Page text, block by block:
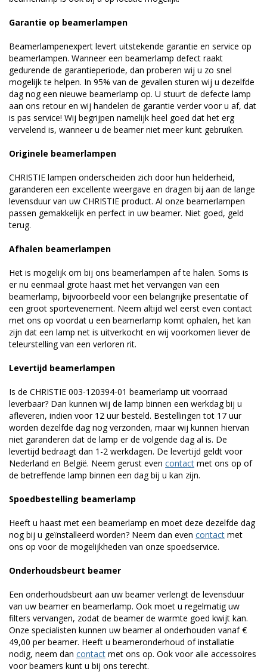
Garantie op beamerlampen
Beamerlampenexpert levert uitstekende garantie en service op
beamerlampen. Wanneer een beamerlamp defect raakt
gedurende de garantieperiode, dan proberen wij u zo snel
mogelijk te helpen. In 95% van de gevallen sturen wij u dezelfde
dag nog een nieuwe beamerlamp op. U stuurt de defecte lamp
aan ons retour en wij handelen de garantie verder voor u af, dat
is pas service! Wij begrijpen namelijk heel goed dat het erg
vervelend is, wanneer u de beamer niet meer kunt gebruiken.
Originele beamerlampen
CHRISTIE lampen onderscheiden zich door hun helderheid,
garanderen een excellente weergave en dragen bij aan de lange
levensduur van uw CHRISTIE product. Al onze beamerlampen
passen gemakkelijk en perfect in uw beamer. Niet goed, geld
terug.
Afhalen beamerlampen
Het is mogelijk om bij ons beamerlampen af te halen. Soms is
er nu eenmaal grote haast met het vervangen van een
beamerlamp, bijvoorbeeld voor een belangrijke presentatie of
een groot sportevenement. Neem altijd wel eerst even contact
met ons op voordat u een beamerlamp komt ophalen, het kan
zijn dat een lamp net is uitverkocht en wij voorkomen liever de
teleurstelling van een verloren rit.
Levertijd beamerlampen
Is de CHRISTIE 003-120394-01 beamerlamp uit voorraad
leverbaar? Dan kunnen wij de lamp binnen een werkdag bij u
afleveren, indien voor 12 uur besteld. Bestellingen tot 17 uur
worden dezelfde dag nog verzonden, maar wij kunnen hiervan
niet garanderen dat de lamp er de volgende dag al is. De
levertijd bedraagt dan 1-2 werkdagen. De levertijd geldt voor
Nederland en België. Neem gerust even contact met ons op of
de betreffende lamp binnen een dag bij u kan zijn.
Spoedbestelling beamerlamp
Heeft u haast met een beamerlamp en moet deze dezelfde dag
nog bij u geïnstalleerd worden? Neem dan even contact met
ons op voor de mogelijkheden van onze spoedservice.
Onderhoudsbeurt beamer
Een onderhoudsbeurt aan uw beamer verlengt de levensduur
van uw beamer en beamerlamp. Ook moet u regelmatig uw
filters vervangen, zodat de beamer de warmte goed kwijt kan.
Onze specialisten kunnen uw beamer al onderhouden vanaf €
49,00 per beamer. Heeft u beameronderhoud of installatie
nodig, neem dan contact met ons op. Ook voor alle accessoires
voor beamers kunt u bij ons terecht.